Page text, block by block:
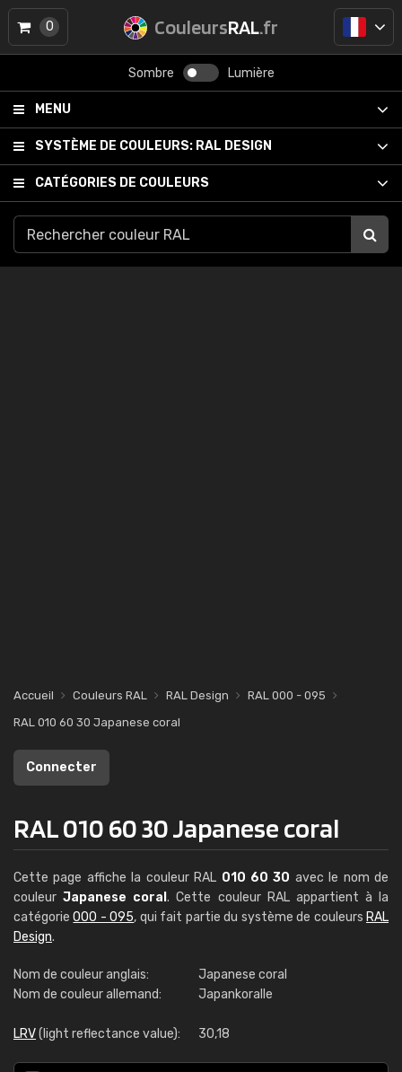
CouleursRAL.fr
Sombre Lumière
MENU
SYSTÈME DE COULEURS: RAL DESIGN
CATÉGORIES DE COULEURS
0
Accueil Couleurs RAL RAL Design
RAL 000 - 095
RAL 010 60 30 Japanese coral
Connecter
RAL 010 60 30 Japanese coral
Cette page affiche la couleur RAL 010 60 30 avec le nom de
couleurJapanese coral. Cette couleur RAL appartient à la
catégorie000 - 095, qui fait partie du système de couleurs RAL
Design.
Nom de couleur anglais:
Japanese coral
Nom de couleur allemand:
Japankoralle
LRV(light reflectance value): 30,18